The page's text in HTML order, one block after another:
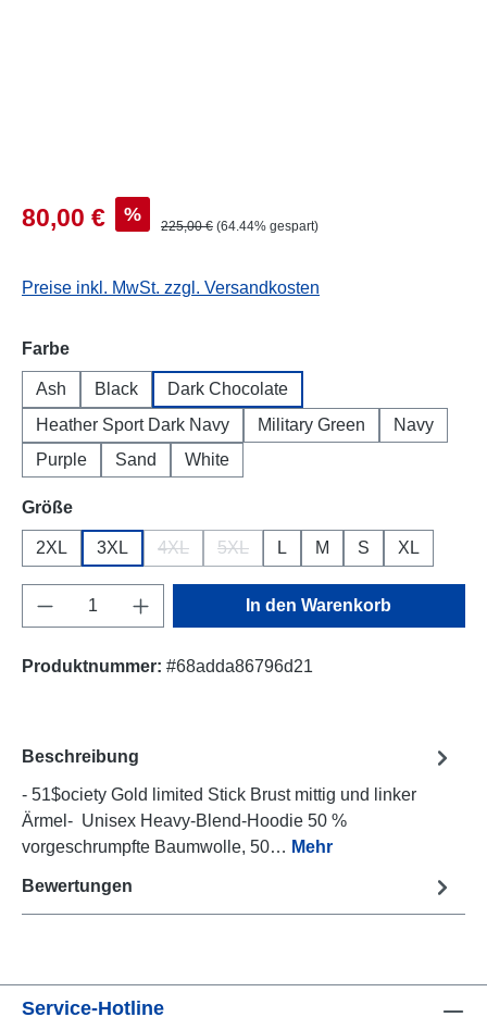
80,00 € %
225,00 € (64.44% gespart)
Preise inkl. MwSt. zzgl. Versandkosten
Farbeauswählen
Ash Black
Dark Chocolate
Heather Sport Dark Navy
Military Green
Navy
Purple
Sand White
Größeauswählen
2XL 3XL 4XL 5XL L M S XL
Produkt Anzahl: Gib den gewünschten
In den Warenkorb
Produktnummer: #68adda86796d21
Beschreibung
- 51$ociety Gold limited Stick Brust mittig und linker
Ärmel- Unisex Heavy-Blend-Hoodie 50 %
vorgeschrumpfte Baumwolle, 50… Mehr
Bewertungen
Service-Hotline